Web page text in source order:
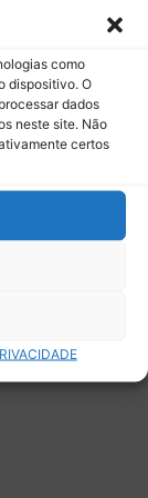
como
dispositivo. O
dados
neste site. Não
certos
Assinar